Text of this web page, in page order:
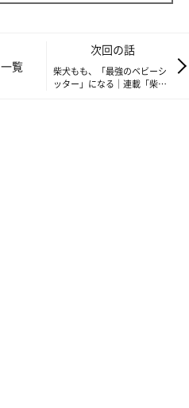
一覧
次回の話
柴犬もも、「最強のベビーシ
ッター」になる｜連載「柴犬